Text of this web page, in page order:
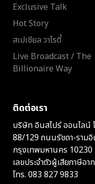
Exclusive Talk
Hot Story
สเปเชียล วาไรตี้
Live Broadcast / The
Billionaire Way
ติดต่อเรา
บริษัท อินสไปร์ ออนไลน์
88/129 ถนนรัชดา-รามอิ
กรุงเทพมหานคร 10230
เลขประจำตัวผู้เสียภาษีอ
โทร. 083 827 9833